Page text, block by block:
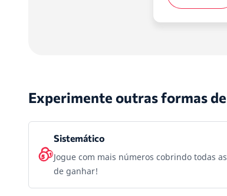
Experimente outras formas
Sistemático
Jogue com mais números cobrindo todas
de ganhar!